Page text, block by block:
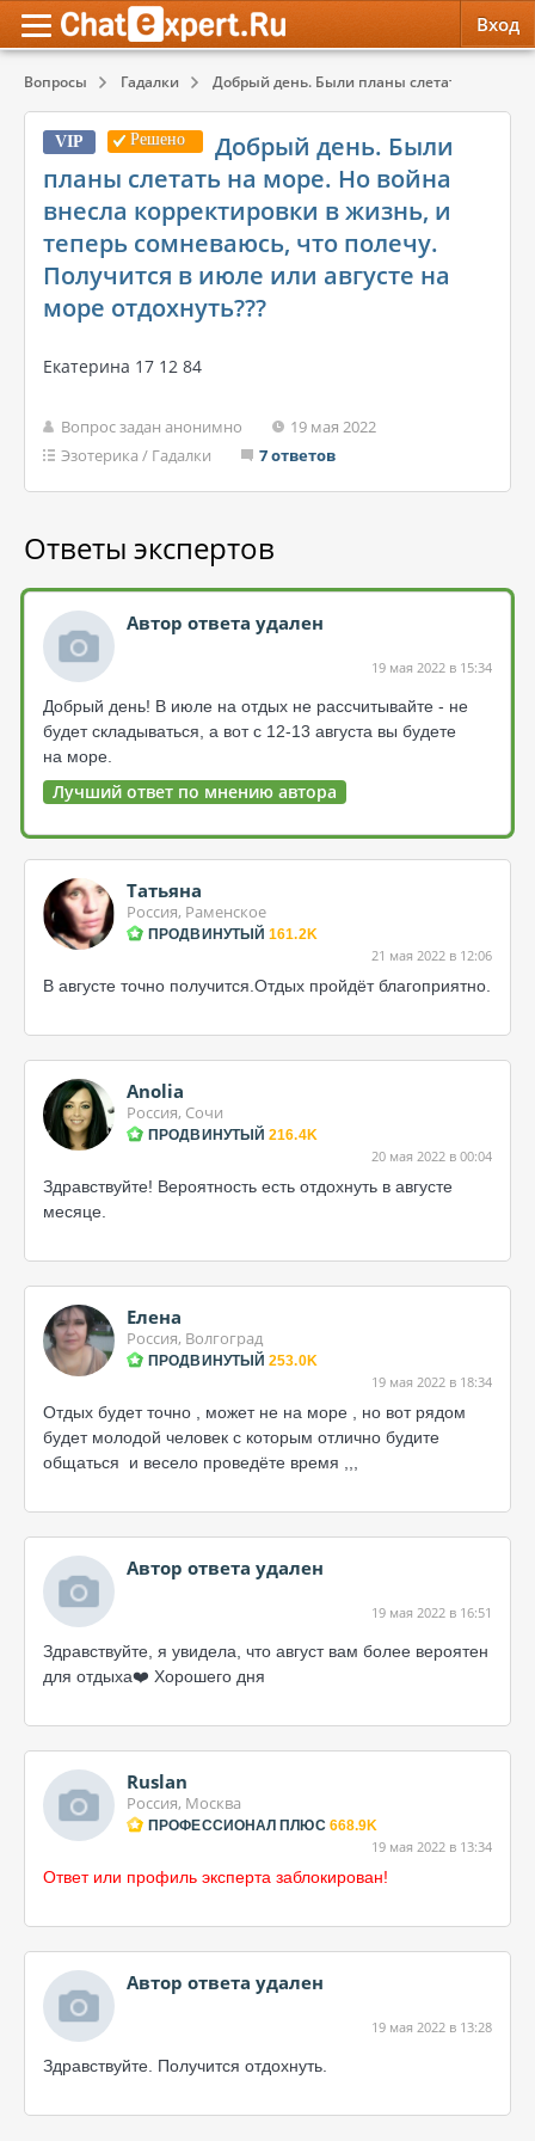
Вход
Вопросы Гадалки Добрый день. Были планы слетать на море.
VIP Решено
Добрый день. Были
планы слетать на море. Но война
внесла корректировки в жизнь, и
теперь сомневаюсь, что полечу.
Получится в июле или августе на
море отдохнуть???
Екатерина 17 12 84
Вопрос задан анонимно
19 мая 2022
Эзотерика / Гадалки 7 ответов
Ответы экспертов
Автор ответа удален
19 мая 2022 в 15:34
Добрый день! В июле на отдых не рассчитывайте - не
будет складываться, а вот с 12-13 августа вы будете
на море.
Лучший ответ по мнению автора
Татьяна
Россия, Раменское
ПРОДВИНУТЫЙ 161.2K
21 мая 2022 в 12:06
В августе точно получится.Отдых пройдёт благоприятно.
Anolia
Россия, Сочи
ПРОДВИНУТЫЙ 216.4K
20 мая 2022 в 00:04
Здравствуйте! Вероятность есть отдохнуть в августе
месяце.
Елена
Россия, Волгоград
ПРОДВИНУТЫЙ 253.0K
19 мая 2022 в 18:34
Отдых будет точно , может не на море , но вот рядом
будет молодой человек с которым отлично будите
общаться и весело проведёте время ,,,
Автор ответа удален
19 мая 2022 в 16:51
Здравствуйте, я увидела, что август вам более вероятен
для отдыха❤️ Хорошего дня
Ruslan
Россия, Москва
ПРОФЕССИОНАЛ ПЛЮС 668.9K
19 мая 2022 в 13:34
Ответ или профиль эксперта заблокирован!
Автор ответа удален
19 мая 2022 в 13:28
Здравствуйте. Получится отдохнуть.
Психология
Эзотерика
Красота, Здоровье
Психология
Эзотерика
Красота, Здоровье
Обратная связь
Служба поддержки
Правила сервиса